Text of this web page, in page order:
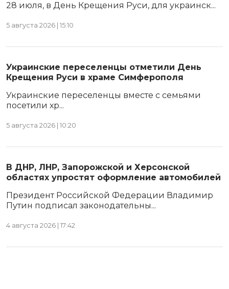
28 июля, в День Крещения Руси, для украинск...
5 августа 2026 | 15:10
Украинские переселенцы отметили День
Крещения Руси в храме Симферополя
Украинские переселенцы вместе с семьями
посетили хр...
5 августа 2026 | 10:20
В ДНР, ЛНР, Запорожской и Херсонской
областях упростят оформление автомобилей
Президент Российской Федерации Владимир
Путин подписал законодательны...
4 августа 2026 | 17:42